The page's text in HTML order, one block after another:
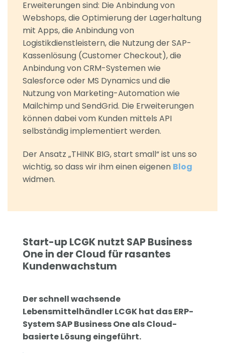
Erweiterungen sind: Die Anbindung von
Webshops, die Optimierung der Lagerhaltung
mit Apps, die Anbindung von
Logistikdienstleistern, die Nutzung der SAP-
Kassenlösung (Customer Checkout), die
Anbindung von CRM-Systemen wie
Salesforce oder MS Dynamics und die
Nutzung von Marketing-Automation wie
Mailchimp und SendGrid. Die Erweiterungen
können dabei vom Kunden mittels API
selbständig implementiert werden.
Der Ansatz „THINK BIG, start small“ ist uns so
wichtig, so dass wir ihm einen eigenen Blog
widmen.
Start-up LCGK nutzt SAP Business
One in der Cloud für rasantes
Kundenwachstum
Der schnell wachsende
Lebensmittelhändler LCGK hat das ERP-
System SAP Business One als Cloud-
basierte Lösung eingeführt.